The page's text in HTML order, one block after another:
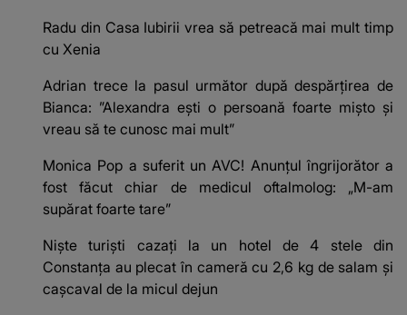
Radu din Casa Iubirii vrea să petreacă mai mult timp
cu Xenia
Adrian trece la pasul următor după despărțirea de
Bianca: ”Alexandra ești o persoană foarte mișto și
vreau să te cunosc mai mult”
Monica Pop a suferit un AVC! Anunțul îngrijorător a
fost făcut chiar de medicul oftalmolog: „M-am
supărat foarte tare”
Niște turiști cazați la un hotel de 4 stele din
Constanța au plecat în cameră cu 2,6 kg de salam și
cașcaval de la micul dejun